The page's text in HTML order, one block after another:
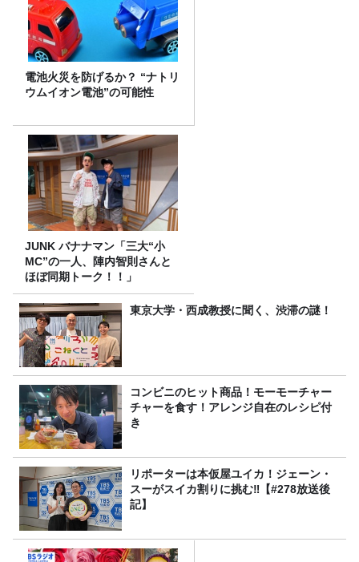
電池火災を防げるか？ “ナトリ
ウムイオン電池”の可能性
JUNK バナナマン「三大“小
MC”の一人、陣内智則さんと
ほぼ同期トーク！！」
東京大学・西成教授に聞く、渋滞の謎！
コンビニのヒット商品！モーモーチャー
チャーを食す！アレンジ自在のレシピ付
き
リポーターは本仮屋ユイカ！ジェーン・
スーがスイカ割りに挑む‼【#278放送後
記】